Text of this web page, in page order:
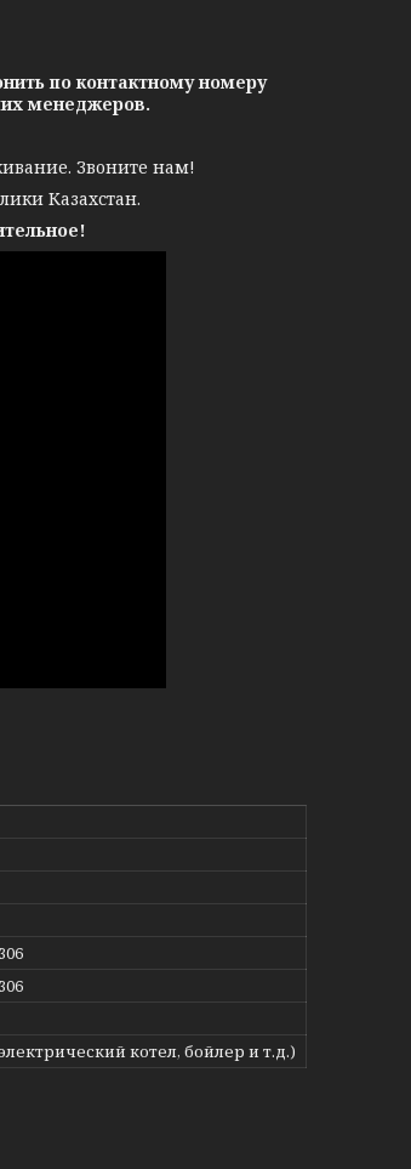
по контактному номеру
менеджеров.
Звоните нам!
Казахстан.
котел, бойлер и т.д.)